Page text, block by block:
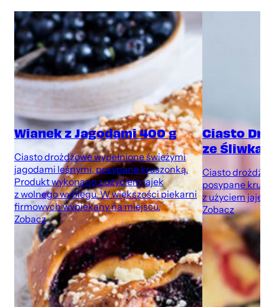
Wianek z Jagodami 400 g
Ciasto drożdżowe wypełnione świeżymi
jagodami leśnymi, posypane kruszonką.
Produkt wykonano z użyciem jajek
z wolnego wybiegu. W większości piekarni
firmowych wypiekany na miejscu.
Zobacz
Ciasto
ze
Ciasto
posypane
z użyciem
Zobacz